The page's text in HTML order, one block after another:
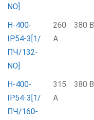
NO]
Н-400-
IP54-3[1/
ПЧ/132-
NO]
260
А
380 В
Н-400-
IP54-3[1/
ПЧ/160-
315
А
380 В